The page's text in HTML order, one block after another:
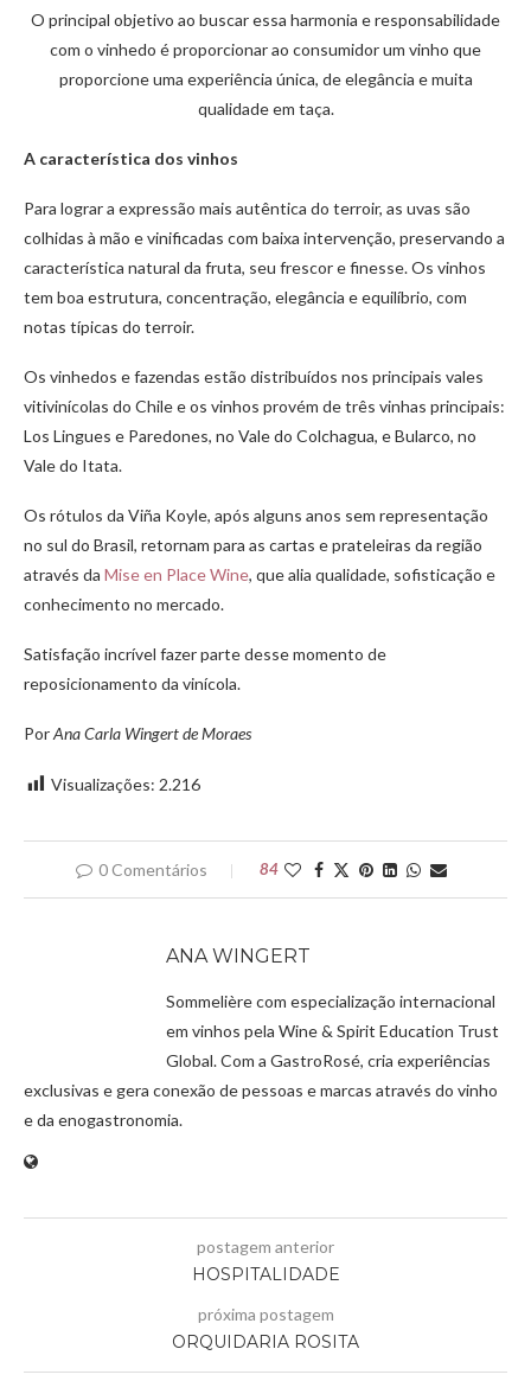
O principal objetivo ao buscar essa harmonia e responsabilidade
com o vinhedo é proporcionar ao consumidor um vinho que
proporcione uma experiência única, de elegância e muita
qualidade em taça.
A característica dos vinhos
Para lograr a expressão mais autêntica do terroir, as uvas são
colhidas à mão e vinificadas com baixa intervenção, preservando a
característica natural da fruta, seu frescor e finesse. Os vinhos
tem boa estrutura, concentração, elegância e equilíbrio, com
notas típicas do terroir.
Os vinhedos e fazendas estão distribuídos nos principais vales
vitivinícolas do Chile e os vinhos provém de três vinhas principais:
Los Lingues e Paredones, no Vale do Colchagua, e Bularco, no
Vale do Itata.
Os rótulos da Viña Koyle, após alguns anos sem representação
no sul do Brasil, retornam para as cartas e prateleiras da região
através da Mise en Place Wine, que alia qualidade, sofisticação e
conhecimento no mercado.
Satisfação incrível fazer parte desse momento de
reposicionamento da vinícola.
PorAna Carla Wingert de Moraes
Visualizações: 2.216
0 Comentários 84
ANA WINGERT
Sommelière com especialização internacional
em vinhos pela Wine & Spirit Education Trust
Global. Com a GastroRosé, cria experiências
exclusivas e gera conexão de pessoas e marcas através do vinho
e da enogastronomia.
postagem anterior
HOSPITALIDADE
próxima postagem
ORQUIDARIA ROSITA